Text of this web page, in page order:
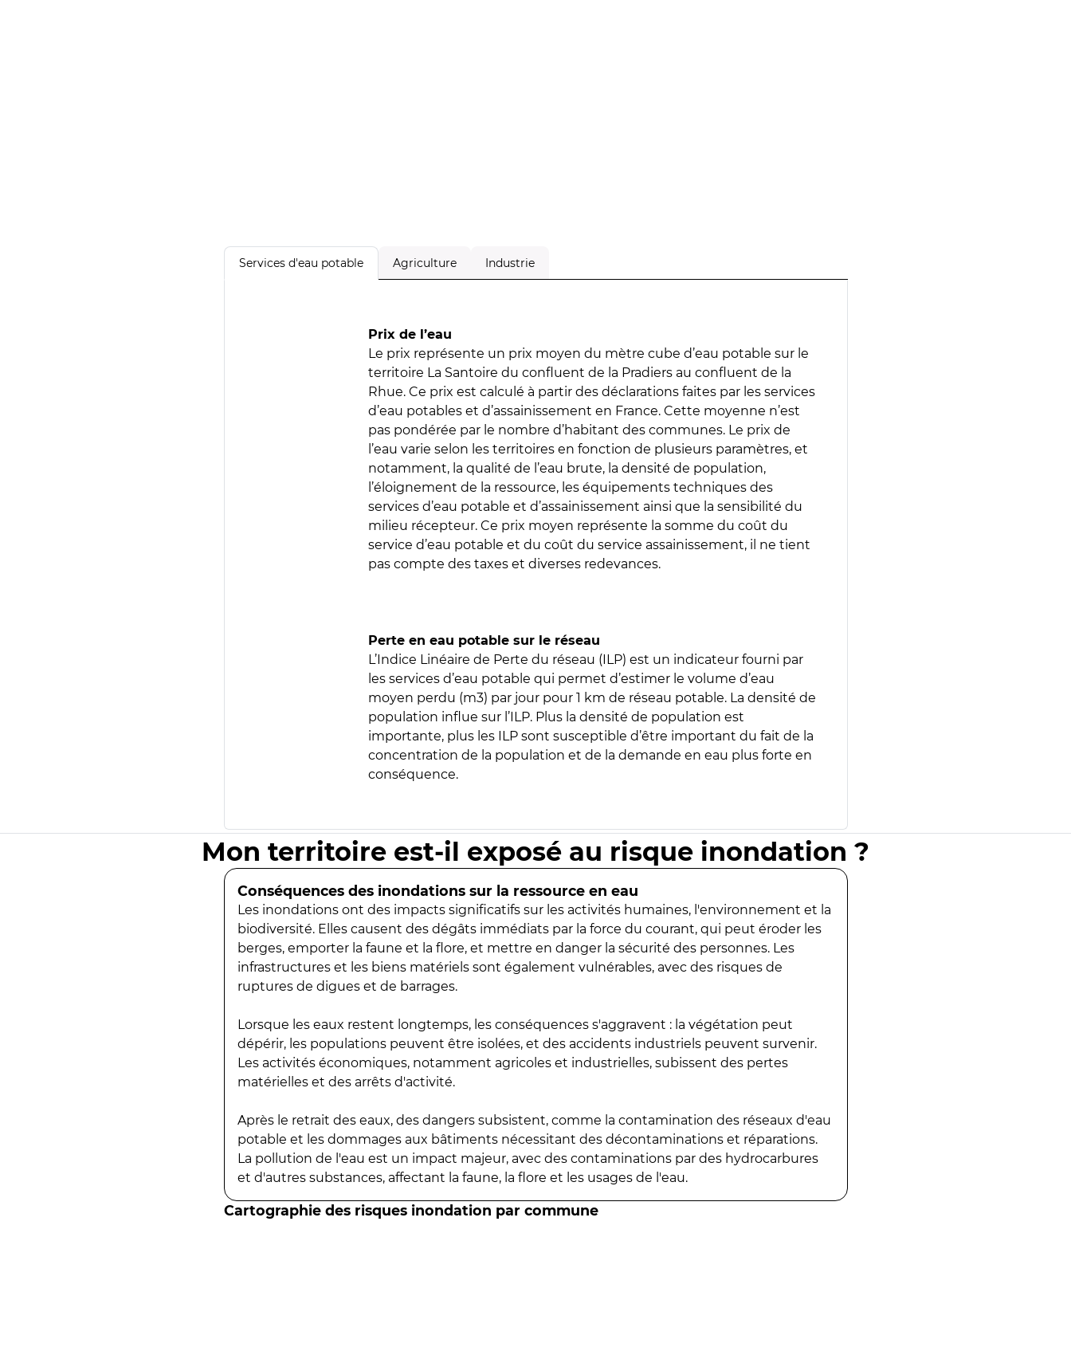
Services d'eau potable Agriculture Industrie
Prix de l’eau
Le prix représente un prix moyen du mètre cube d’eau potable sur le
territoire La Santoire du confluent de la Pradiers au confluent de la
Rhue. Ce prix est calculé à partir des déclarations faites par les services
d’eau potables et d’assainissement en France. Cette moyenne n’est
pas pondérée par le nombre d’habitant des communes. Le prix de
l’eau varie selon les territoires en fonction de plusieurs paramètres, et
notamment, la qualité de l’eau brute, la densité de population,
l’éloignement de la ressource, les équipements techniques des
services d’eau potable et d’assainissement ainsi que la sensibilité du
milieu récepteur. Ce prix moyen représente la somme du coût du
service d’eau potable et du coût du service assainissement, il ne tient
pas compte des taxes et diverses redevances.
Perte en eau potable sur le réseau
L’Indice Linéaire de Perte du réseau (ILP) est un indicateur fourni par
les services d’eau potable qui permet d’estimer le volume d’eau
moyen perdu (m3) par jour pour 1 km de réseau potable. La densité de
population influe sur l’ILP. Plus la densité de population est
importante, plus les ILP sont susceptible d’être important du fait de la
concentration de la population et de la demande en eau plus forte en
conséquence.
Mon territoire est-il exposé au risque inondation ?
Conséquences des inondations sur la ressource en eau
Les inondations ont des impacts significatifs sur les activités humaines, l'environnement et la
biodiversité. Elles causent des dégâts immédiats par la force du courant, qui peut éroder les
berges, emporter la faune et la flore, et mettre en danger la sécurité des personnes. Les
infrastructures et les biens matériels sont également vulnérables, avec des risques de
ruptures de digues et de barrages.
Lorsque les eaux restent longtemps, les conséquences s'aggravent : la végétation peut
dépérir, les populations peuvent être isolées, et des accidents industriels peuvent survenir.
Les activités économiques, notamment agricoles et industrielles, subissent des pertes
matérielles et des arrêts d'activité.
Après le retrait des eaux, des dangers subsistent, comme la contamination des réseaux d'eau
potable et les dommages aux bâtiments nécessitant des décontaminations et réparations.
La pollution de l'eau est un impact majeur, avec des contaminations par des hydrocarbures
et d'autres substances, affectant la faune, la flore et les usages de l'eau.
Cartographie des risques inondation par commune